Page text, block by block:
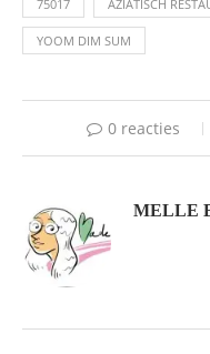
75017 AZIATISCH
YOOM DIM SUM
0 reacties
MELLE